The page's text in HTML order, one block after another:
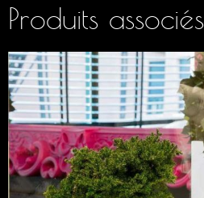
Produits associés